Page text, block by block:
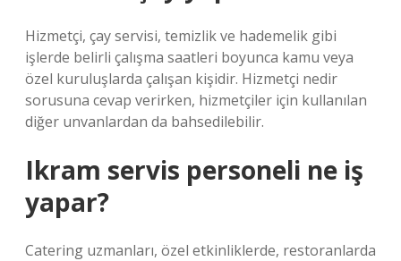
Hizmetçi, çay servisi, temizlik ve hademelik gibi
işlerde belirli çalışma saatleri boyunca kamu veya
özel kuruluşlarda çalışan kişidir. Hizmetçi nedir
sorusuna cevap verirken, hizmetçiler için kullanılan
diğer unvanlardan da bahsedilebilir.
Ikram servis personeli ne iş
yapar?
Catering uzmanları, özel etkinliklerde, restoranlarda